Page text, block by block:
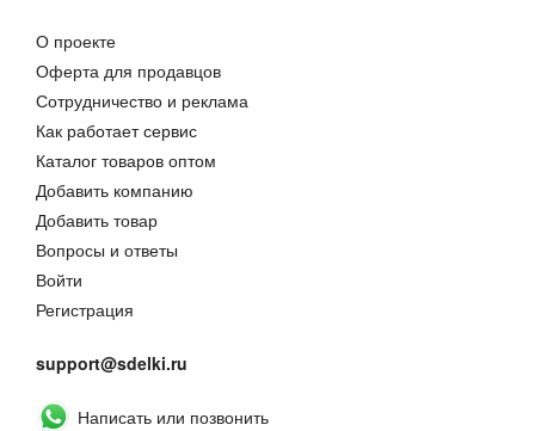
О проекте
Оферта для продавцов
Сотрудничество и реклама
Как работает сервис
Каталог товаров оптом
Добавить компанию
Добавить товар
Вопросы и ответы
Войти
Регистрация
support@sdelki.ru
Написать или позвонить